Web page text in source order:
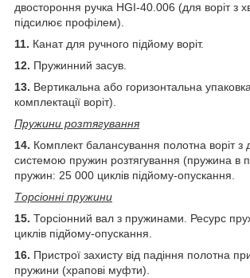
двостороння ручка HGI-40.006 (для воріт з
підсилює профілем).
11. Канат для ручного підйому воріт.
12. Пружинний засув.
13. Вертикальна або горизонтальна
комплектації воріт).
Пружини розтягування
14. Комплект балансування полотна воріт з
системою пружин розтягування (пружина в
пружин: 25 000 циклів підйому-опускання.
Торсіонні пружини
15. Торсіонний вал з пружинами. Ресурс
циклів підйому-опускання.
16. Пристрої захисту від падіння полотна
пружини (храпові муфти).